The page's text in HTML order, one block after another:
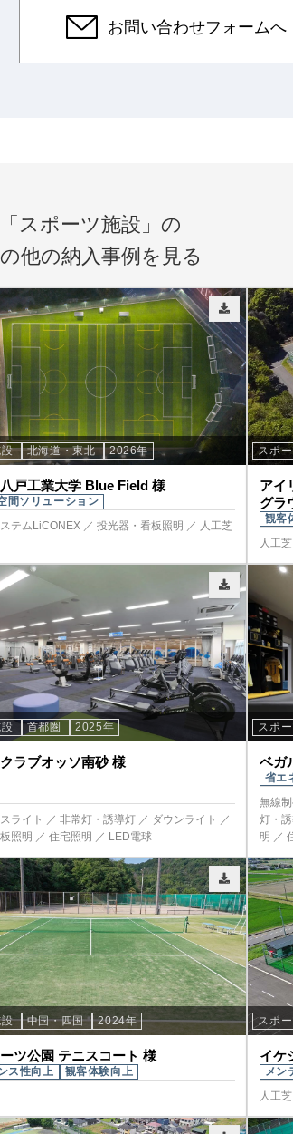
お問い合わせフォームへ
「スポーツ施設」の
他の納入事例を見る
設 北海道・東北 2026年
戸工業大学 Blue Field 様
間ソリューション
テムLiCONEX ／ 投光器・看板照明 ／ 人工芝
スポ
アイ
グラ
観客
人工芝
首都圏 2025年
ラブオッソ南砂 様
ライト ／ 非常灯・誘導灯 ／ ダウンライト ／
照明 ／ 住宅照明 ／ LED電球
スポ
ベガ
省エ
無線
灯・
明 ／
設 中国・四国 2024年
ツ公園 テニスコート 様
ス性向上
観客体験向上
スポ
イケ
メン
人工芝